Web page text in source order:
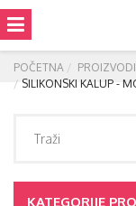
POČETNA
PROIZVODI
SILIKONSKI KALUP -
KATEGORIJE